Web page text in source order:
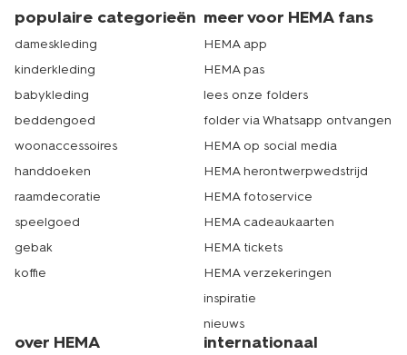
populaire categorieën
dameskleding
kinderkleding
babykleding
beddengoed
woonaccessoires
handdoeken
raamdecoratie
speelgoed
gebak
koffie
meer voor HEMA fans
HEMA app
HEMA pas
lees onze folders
folder via Whatsapp ontvangen
HEMA op social media
HEMA herontwerpwedstrijd
HEMA fotoservice
HEMA cadeaukaarten
HEMA tickets
HEMA verzekeringen
inspiratie
nieuws
over HEMA internationaal